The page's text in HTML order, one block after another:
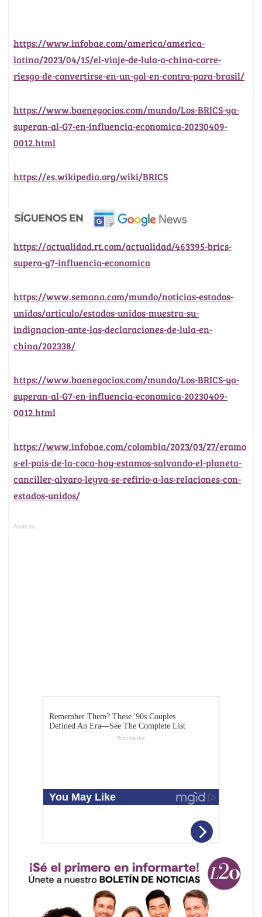
https://www.infobae.com/america/america-
latina/2023/04/15/el-viaje-de-lula-a-china-corre-
riesgo-de-convertirse-en-un-gol-en-contra-para-brasil/
https://www.baenegocios.com/mundo/Los-BRICS-ya-
superan-al-G7-en-influencia-economica-20230409-
0012.html
https://es.wikipedia.org/wiki/BRICS
https://actualidad.rt.com/actualidad/463395-brics-
supera-g7-influencia-economica
https://www.semana.com/mundo/noticias-estados-
unidos/articulo/estados-unidos-muestra-su-
indignacion-ante-las-declaraciones-de-lula-en-
china/202338/
https://www.baenegocios.com/mundo/Los-BRICS-ya-
superan-al-G7-en-influencia-economica-20230409-
0012.html
https://www.infobae.com/colombia/2023/03/27/eramo
s-el-pais-de-la-coca-hoy-estamos-salvando-el-planeta-
canciller-alvaro-leyva-se-refirio-a-las-relaciones-con-
estados-unidos/
Anuncios.